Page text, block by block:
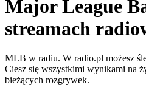
Major League
streamach
MLB w radiu. W radio.pl możesz
Ciesz się wszystkimi wynikami na
bieżących rozgrywek.